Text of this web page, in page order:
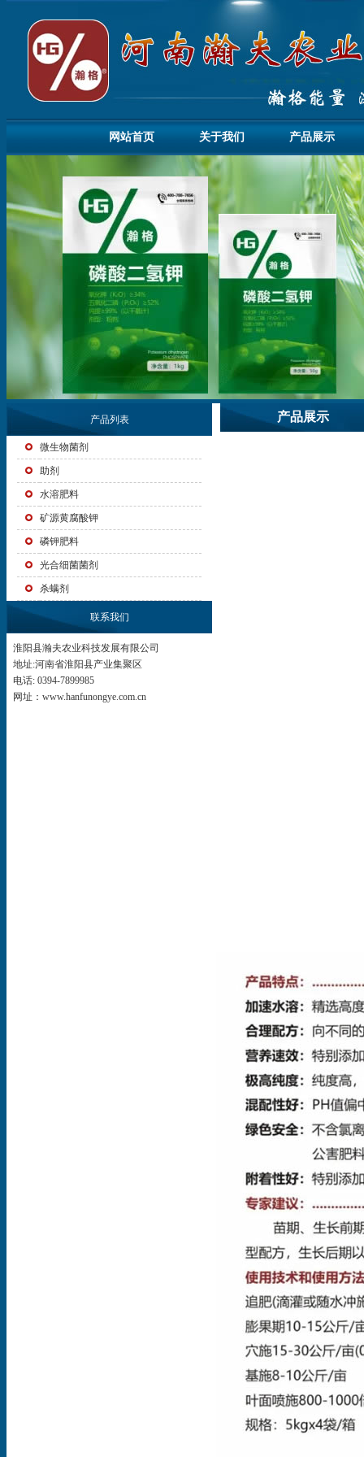
网站首页 关于我们 产品展示
产品列表
微生物菌剂
助剂
水溶肥料
矿源黄腐酸钾
磷钾肥料
光合细菌菌剂
杀螨剂
联系我们
淮阳县瀚夫农业科技发展有限公司
地址:河南省淮阳县产业集聚区
电话: 0394-7899985
网址：www.hanfunongye.com.cn
产品展示